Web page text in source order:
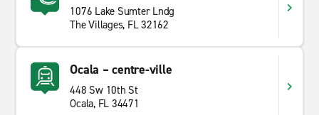
1076 Lake Sumter Lndg
The Villages, FL 32162
Ocala – centre-ville
448 Sw 10th St
Ocala, FL 34471